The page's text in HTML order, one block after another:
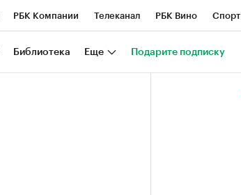
РБК Компании Телеканал РБК Вино Спорт
Национальные проекты Город
Библиотека Еще Подарите подписку